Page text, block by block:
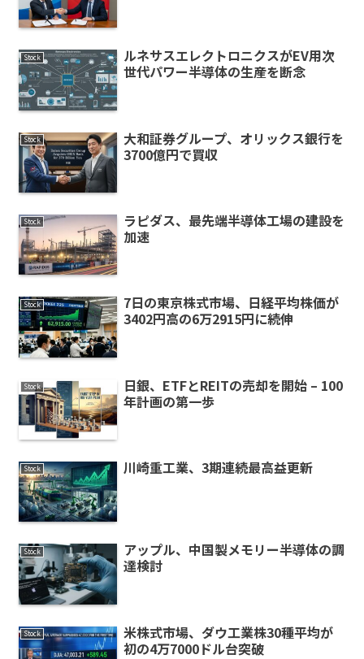
Stock
ルネサスエレクトロニクスがEV用次
世代パワー半導体の生産を断念
Stock
大和証券グループ、オリックス銀行を
3700億円で買収
Stock
ラピダス、最先端半導体工場の建設を
加速
Stock
7日の東京株式市場、日経平均株価が
3402円高の6万2915円に続伸
Stock
日銀、ETFとREITの売却を開始 – 100
年計画の第一歩
Stock 川崎重工業、3期連続最高益更新
Stock
アップル、中国製メモリー半導体の調
達検討
Stock
米株式市場、ダウ工業株30種平均が
初の4万7000ドル台突破